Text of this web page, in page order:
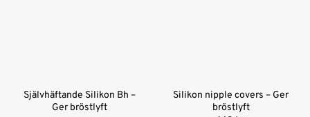
Självhäftande Silikon Bh –
Ger bröstlyft
Silikon nipple covers – Ger
bröstlyft